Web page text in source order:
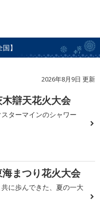
】
2026年8月9日 更新
辯天花火大会
ターマインのシャワー
まつり花火大会
に歩んできた、夏の一大